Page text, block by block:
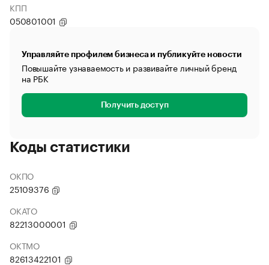
КПП
050801001
Управляйте профилем бизнеса и публикуйте новости
Повышайте узнаваемость и развивайте личный бренд
на РБК
Получить доступ
Коды статистики
ОКПО
25109376
ОКАТО
82213000001
ОКТМО
82613422101